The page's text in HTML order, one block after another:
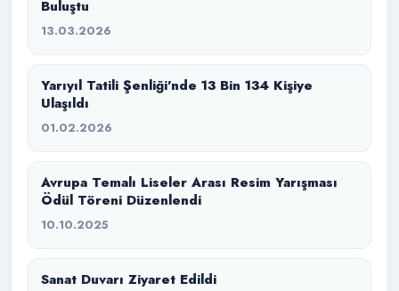
Buluştu
13.03.2026
Yarıyıl Tatili Şenliği’nde 13 Bin 134 Kişiye
Ulaşıldı
01.02.2026
Avrupa Temalı Liseler Arası Resim Yarışması
Ödül Töreni Düzenlendi
10.10.2025
Sanat Duvarı Ziyaret Edildi